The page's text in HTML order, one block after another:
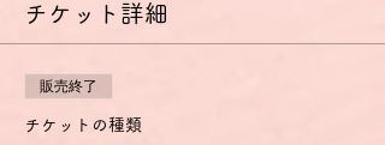
チケット詳細
販売終了
チケットの種類